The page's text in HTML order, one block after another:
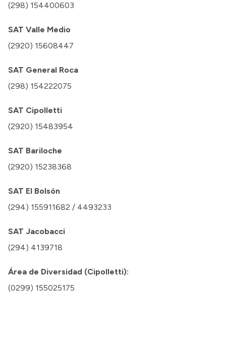
(298) 154400603
SAT Valle Medio
(2920) 15608447
SAT General Roca
(298) 154222075
SAT Cipolletti
(2920) 15483954
SAT Bariloche
(2920) 15238368
SAT El Bolsón
(294) 155911682 / 4493233
SAT Jacobacci
(294) 4139718
Área de Diversidad (Cipolletti):
(0299) 155025175